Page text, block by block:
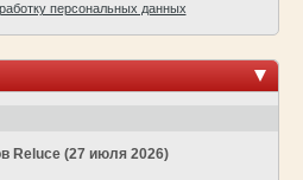
персональных данных
Reluce (27 июля 2026)